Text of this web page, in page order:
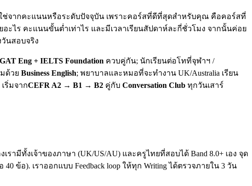
ช่จากคะแนนหรือระดับปัจจุบัน เพราะคอร์สที่ดีที่สุดสำหรับคุณ คือคอร์สที่
ไร คะแนนขั้นต่ำเท่าไร และมีเวลาเรียนสัปดาห์ละกี่ชั่วโมง จากนั้นค่อย
วันสอบจริง
Eng + IELTS Foundation ควบคู่กัน; นักเรียนต่อโทที่จุฬาฯ /
ด้วย Business English; พยาบาลและหมอที่จะทำงาน UK/Australia เรียน
ริ่มจากCEFR A2 → B1 → B2 คู่กับ Conversation Club ทุกวันเสาร์
รามีทั้งเจ้าของภาษา (UK/US/AU) และครูไทยที่สอบได้ Band 8.0+ เอง จุด
40 ข้อ). เราออกแบบ Feedback loop ให้ทุก Writing ได้ตรวจภายใน 3 วัน